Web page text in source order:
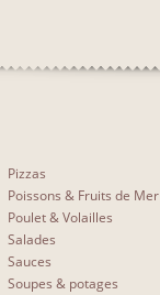
Pizzas
Poissons & Fruits de Mer
Poulet & Volailles
Salades
Sauces
Soupes & potages